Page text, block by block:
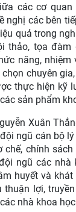
các cơ quan
nghị các bên
quả trong
thảo, tọa đàm
năng, nhiệm
chuyên
thực hiện kỹ
sản phẩm
Xuân
ngũ cán bộ
chế, chính
ngũ các nhà
huyết và
thuận lợi,
nhà khoa